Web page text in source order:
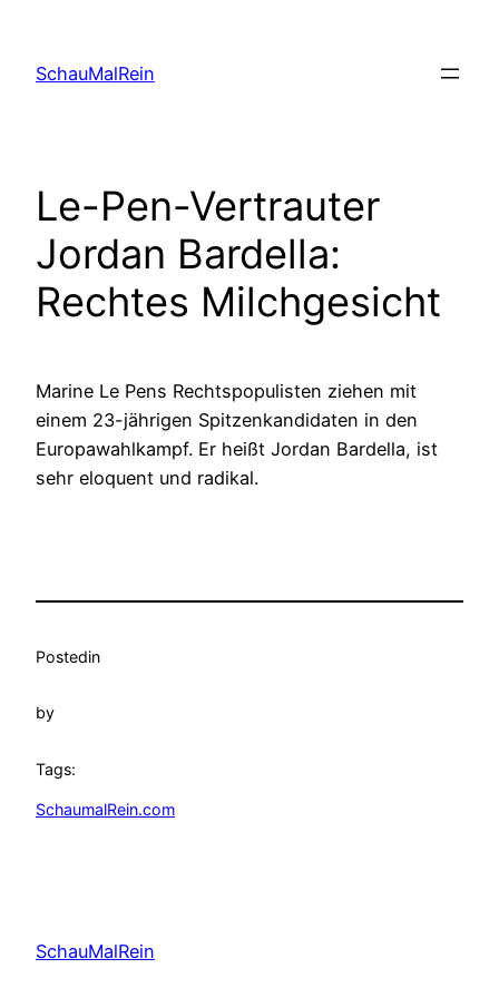
content
SchauMalRein
Le-Pen-Vertrauter
Jordan Bardella:
Rechtes Milchgesicht
Marine Le Pens Rechtspopulisten ziehen mit
einem 23-jährigen Spitzenkandidaten in den
Europawahlkampf. Er heißt Jordan Bardella, ist
sehr eloquent und radikal.
Postedin
by
Tags:
SchaumalRein.com
SchauMalRein